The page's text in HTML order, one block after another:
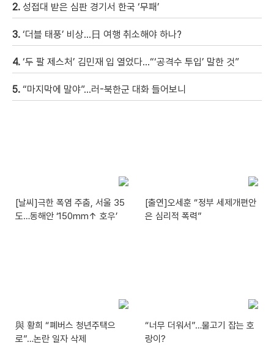
2. 성접대 받은 심판 경기서 한국 ‘무패’
3. ‘더블 태풍’ 비상…日 여행 취소해야 하나?
4. ‘두 팔 제스처’ 김민재 입 열었다…“‘공격수 투입’ 말한 것”
5. “마지막에 말야”…러-북한군 대화 들어보니
[날씨]극한 폭염 주춤, 서울 35
도…동해안 ‘150mm↑ 호우’
[출연]오세훈 “정부 세제개편안
은 심리적 폭력”
與 황희 “폐버스 청년주택으
로”…논란 일자 삭제
“너무 더워서”…물고기 잡는 호
랑이?